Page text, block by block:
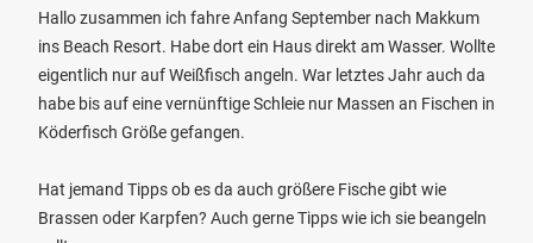
Hallo zusammen ich fahre Anfang September nach Makkum
ins Beach Resort. Habe dort ein Haus direkt am Wasser. Wollte
eigentlich nur auf Weißfisch angeln. War letztes Jahr auch da
habe bis auf eine vernünftige Schleie nur Massen an Fischen in
Köderfisch Größe gefangen.
Hat jemand Tipps ob es da auch größere Fische gibt wie
Brassen oder Karpfen? Auch gerne Tipps wie ich sie beangeln